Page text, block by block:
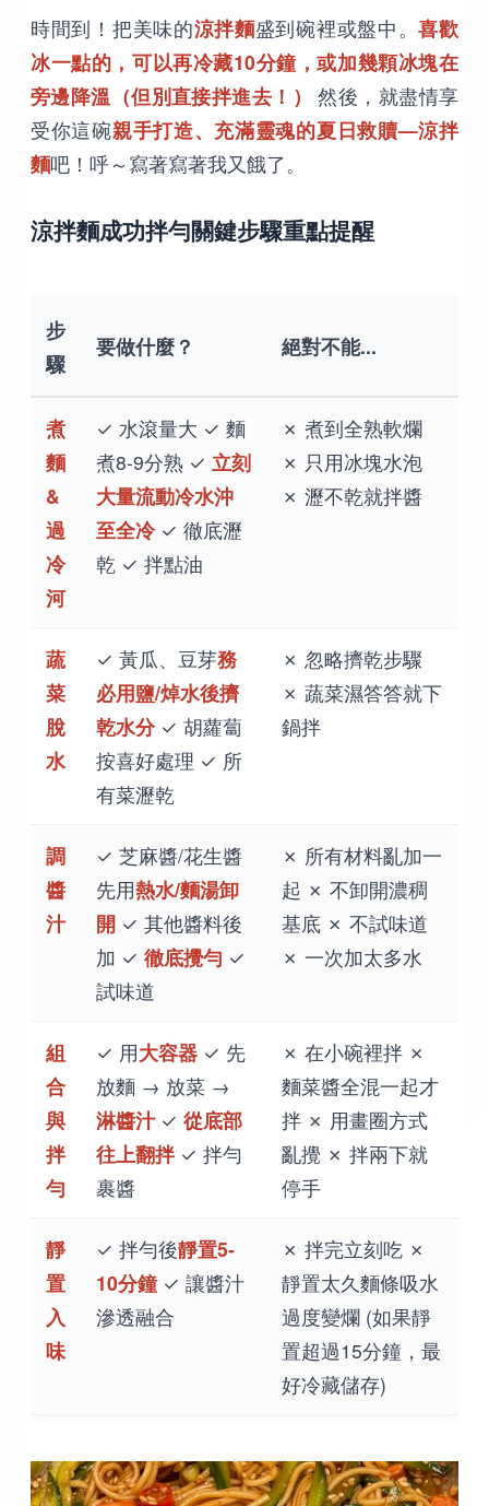
時間到！把美味的涼拌麵盛到碗裡或盤中。喜歡
冰一點的，可以再冷藏10分鐘，或加幾顆冰塊在
旁邊降溫（但別直接拌進去！）
然後，就盡情享
受你這碗親手打造、充滿靈魂的夏日救贖—涼拌
麵吧！呼～寫著寫著我又餓了。
涼拌麵成功拌勻關鍵步驟重點提醒
步
驟
要做什麼？ 絕對不能...
煮
麵
&
過
冷
河
✓ 水滾量大 ✓ 麵
煮8-9分熟 ✓ 立刻
大量流動冷水沖
至全冷✓ 徹底瀝
乾 ✓ 拌點油
✗ 煮到全熟軟爛
✗ 只用冰塊水泡
✗ 瀝不乾就拌醬
蔬
菜
脫
水
✓ 黃瓜、豆芽務
必用鹽/焯水後擠
乾水分✓ 胡蘿蔔
按喜好處理 ✓ 所
有菜瀝乾
✗ 忽略擠乾步驟
✗ 蔬菜濕答答就下
鍋拌
調
醬
汁
✓ 芝麻醬/花生醬
先用熱水/麵湯卸
開 ✓ 其他醬料後
加 ✓ 徹底攪勻 ✓
試味道
✗ 所有材料亂加一
起 ✗ 不卸開濃稠
基底 ✗ 不試味道
✗ 一次加太多水
組
合
與
拌
勻
✓ 用大容器 ✓ 先
放麵 → 放菜 →
淋醬汁✓ 從底部
往上翻拌✓ 拌勻
裹醬
✗ 在小碗裡拌 ✗
麵菜醬全混一起才
拌 ✗ 用畫圈方式
亂攪 ✗ 拌兩下就
停手
靜
置
入
味
✓ 拌勻後靜置5-
10分鐘✓ 讓醬汁
滲透融合
✗ 拌完立刻吃 ✗
靜置太久麵條吸水
過度變爛 (如果靜
置超過15分鐘，最
好冷藏儲存)